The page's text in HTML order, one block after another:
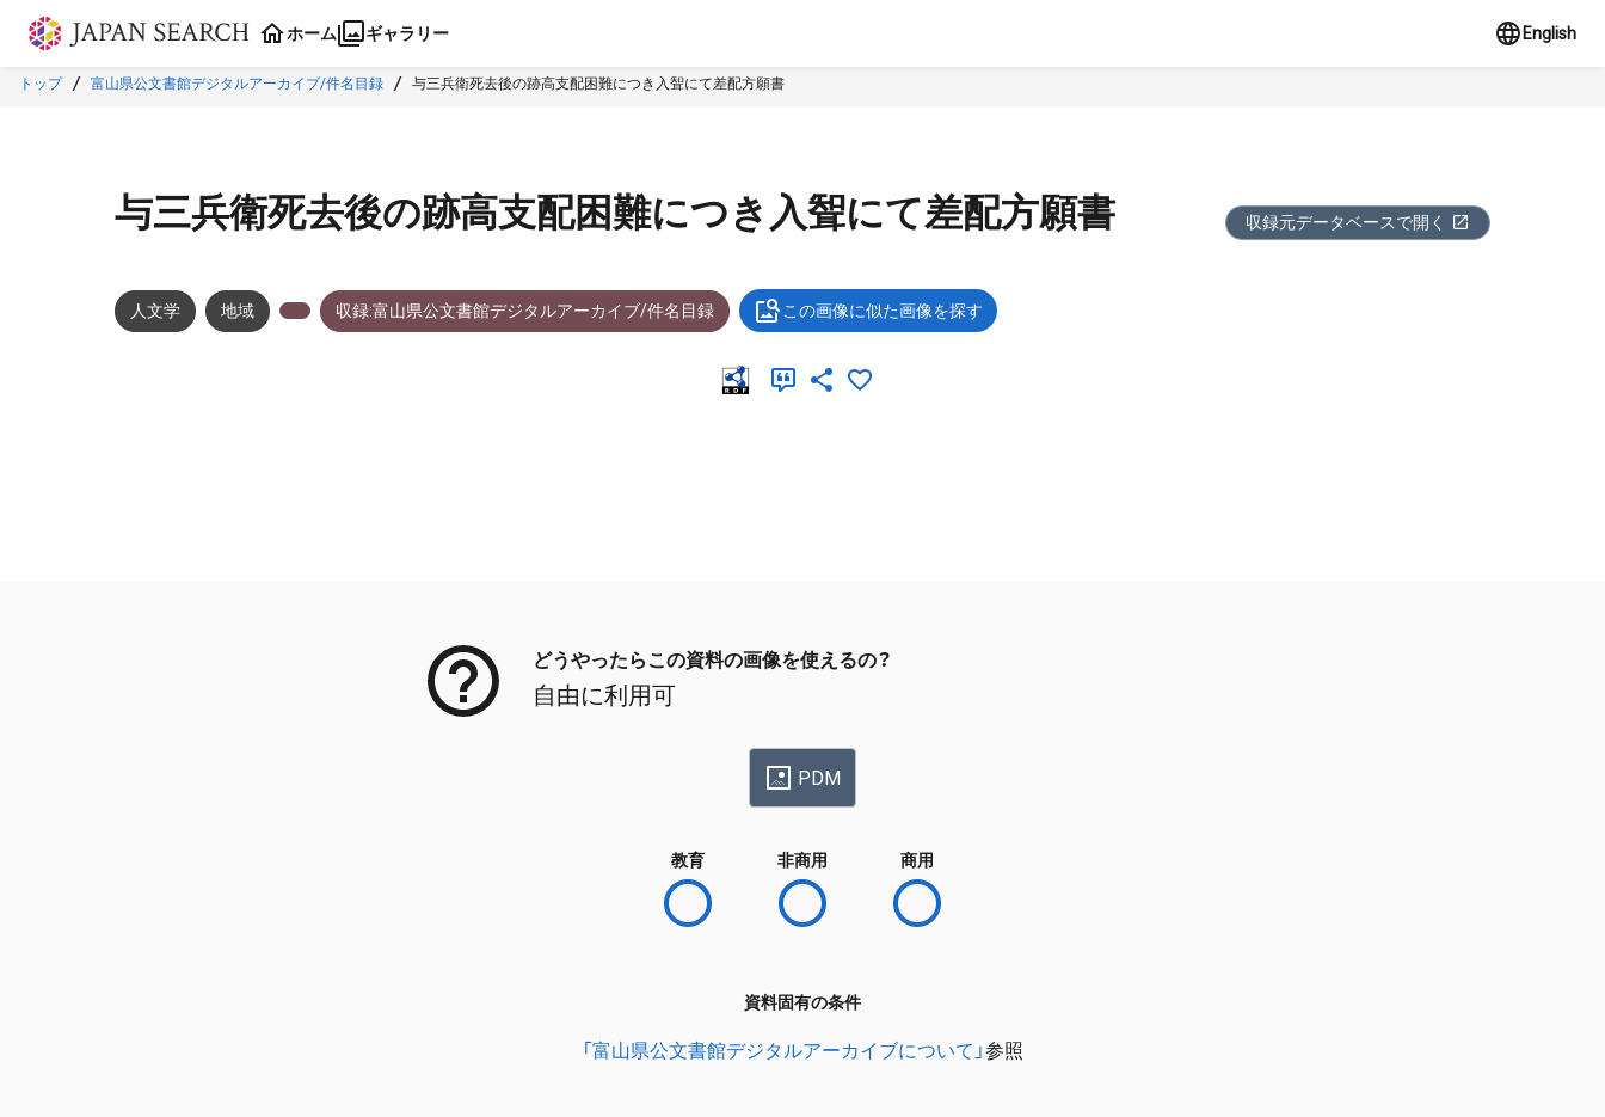
本文に飛ぶ
ホーム ギャラリー English
トップ 富山県公文書館デジタルアーカイブ/件名目録 与三兵衛死去後の跡高支配困難につき入聟にて差配方願書
与三兵衛死去後の跡高支配困難につき入聟にて差配方願書 収録元データベースで開く
人文学 地域 収録:富山県公文書館デジタルアーカイブ/件名目録 この画像に似た画像を探す
どうやったらこの資料の画像を使えるの？
自由に利用可
PDM
教育 非商用 商用
資料固有の条件
「富山県公文書館デジタルアーカイブについて」参照